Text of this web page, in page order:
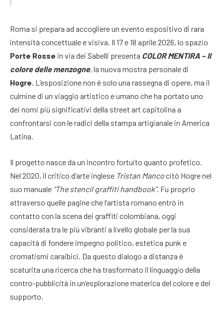
Roma si prepara ad accogliere un evento espositivo di rara
intensità concettuale e visiva. Il 17 e 18 aprile 2026, lo spazio
Porte Rosse in via dei Sabelli presenta COLOR MENTIRA – Il
colore delle menzogne, la nuova mostra personale di
Hogre. L’esposizione non è solo una rassegna di opere, ma il
culmine di un viaggio artistico e umano che ha portato uno
dei nomi più significativi della street art capitolina a
confrontarsi con le radici della stampa artigianale in America
Latina.
Il progetto nasce da un incontro fortuito quanto profetico.
Nel 2020, il critico d’arte inglese Tristan Mancocitò Hogre nel
suo manuale “The stencil graffiti handbook”. Fu proprio
attraverso quelle pagine che l’artista romano entrò in
contatto con la scena dei graffiti colombiana, oggi
considerata tra le più vibranti a livello globale per la sua
capacità di fondere impegno politico, estetica punk e
cromatismi caraibici. Da questo dialogo a distanza è
scaturita una ricerca che ha trasformato il linguaggio della
contro-pubblicità in un’esplorazione materica del colore e del
supporto.